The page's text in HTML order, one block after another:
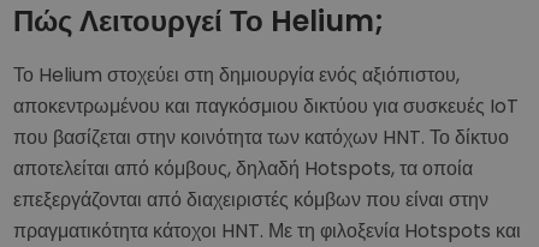
Πώς Λειτουργεί Το Helium;
Το Helium στοχεύει στη δημιουργία ενός αξιόπιστου,
αποκεντρωμένου και παγκόσμιου δικτύου για συσκευές IoT
που βασίζεται στην κοινότητα των κατόχων HNT. Το δίκτυο
αποτελείται από κόμβους, δηλαδή Hotspots, τα οποία
επεξεργάζονται από διαχειριστές κόμβων που είναι στην
πραγματικότητα κάτοχοι HNT. Με τη φιλοξενία Hotspots και